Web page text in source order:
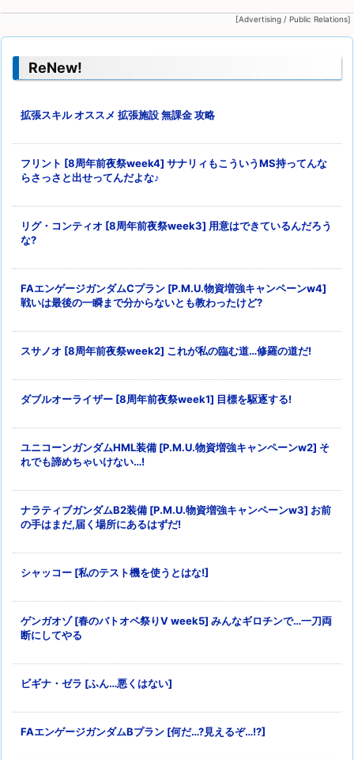
ー
[Advertising / Public Relations]
ReNew!
拡張スキル オススメ 拡張施設 無課金 攻略
フリント [8周年前夜祭week4] サナリィもこういうMS持ってんな
らさっさと出せってんだよな♪
リグ・コンティオ [8周年前夜祭week3] 用意はできているんだろう
な?
FAエンゲージガンダムCプラン [P.M.U.物資増強キャンペーンw4]
戦いは最後の一瞬まで分からないとも教わったけど?
スサノオ [8周年前夜祭week2] これが私の臨む道…修羅の道だ!
ダブルオーライザー [8周年前夜祭week1] 目標を駆逐する!
ユニコーンガンダムHML装備 [P.M.U.物資増強キャンペーンw2] そ
れでも諦めちゃいけない…!
ナラティブガンダムB2装備 [P.M.U.物資増強キャンペーンw3] お前
の手はまだ,届く場所にあるはずだ!
シャッコー [私のテスト機を使うとはな!]
ゲンガオゾ [春のバトオペ祭りV week5] みんなギロチンで…一刀両
断にしてやる
ビギナ・ゼラ [ふん…悪くはない]
FAエンゲージガンダムBプラン [何だ…?見えるぞ…!?]